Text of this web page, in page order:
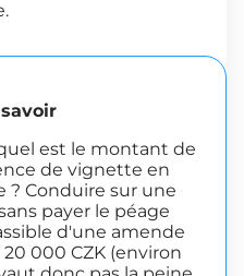
est le montant de
de vignette en
Conduire sur une
payer le péage
d'une amende
000 CZK (environ